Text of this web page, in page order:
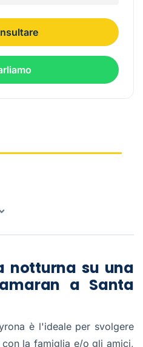
notturna su una
a Santa
è l'ideale per svolgere
la famiglia e/o gli amici,